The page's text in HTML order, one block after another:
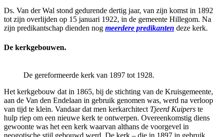
Ds. Van der Wal stond gedurende dertig jaar, van zijn komst in 1892
tot zijn overlijden op 15 januari 1922, in de gemeente Hillegom. Na
zijn predikantschap dienden nog meerdere predikanten deze kerk.
De kerkgebouwen.
De gereformeerde kerk van 1897 tot 1928.
Het kerkgebouw dat in 1865, bij de stichting van de Kruisgemeente,
aan de Van den Endelaan in gebruik genomen was, werd na verloop
van tijd te klein. Vandaar dat men kerkarchitect Tjeerd Kuipers te
hulp riep om een nieuwe kerk te ontwerpen. Overeenkomstig diens
gewoonte was het een kerk waarvan althans de voorgevel in
neogotische stijl gebouwd werd. De kerk – die in 1897 in gebruik